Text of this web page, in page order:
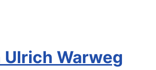
Warweg